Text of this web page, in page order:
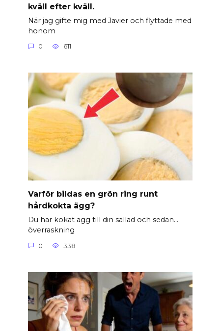
kväll efter kväll.
När jag gifte mig med Javier och flyttade med
honom
0 611
Varför bildas en grön ring runt
hårdkokta ägg?
Du har kokat ägg till din sallad och sedan…
överraskning
0 338